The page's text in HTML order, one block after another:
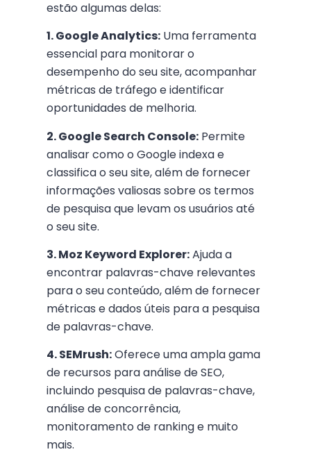
estão algumas delas:
1. Google Analytics: Uma ferramenta
essencial para monitorar o
desempenho do seu site, acompanhar
métricas de tráfego e identificar
oportunidades de melhoria.
2. Google Search Console: Permite
analisar como o Google indexa e
classifica o seu site, além de fornecer
informações valiosas sobre os termos
de pesquisa que levam os usuários até
o seu site.
3. Moz Keyword Explorer:Ajuda a
encontrar palavras-chave relevantes
para o seu conteúdo, além de fornecer
métricas e dados úteis para a pesquisa
de palavras-chave.
4. SEMrush:Oferece uma ampla gama
de recursos para análise de SEO,
incluindo pesquisa de palavras-chave,
análise de concorrência,
monitoramento de ranking e muito
mais.